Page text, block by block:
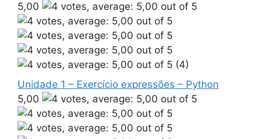
5,00
(4)
Unidade 1 – Exercício expressões – Python
5,00